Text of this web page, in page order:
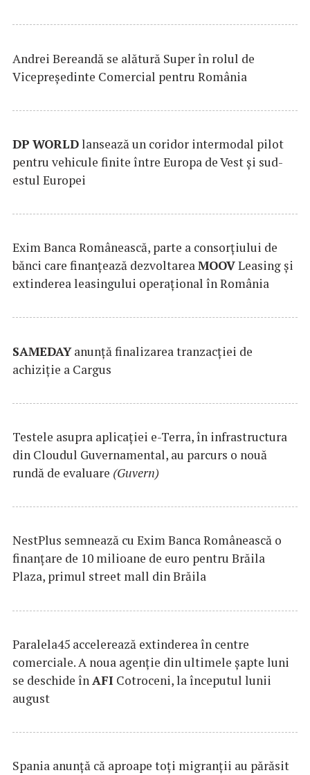
Andrei Bereandă se alătură Super în rolul de
Vicepreședinte Comercial pentru România
DP WORLDlansează un coridor intermodal pilot
pentru vehicule finite între Europa de Vest și sud-
estul Europei
Exim Banca Românească, parte a consorțiului de
bănci care finanțează dezvoltareaMOOVLeasing și
extinderea leasingului operațional în România
SAMEDAYanunță finalizarea tranzacției de
achiziție a Cargus
Testele asupra aplicaţiei e-Terra, în infrastructura
din Cloudul Guvernamental, au parcurs o nouă
rundă de evaluare (Guvern)
NestPlus semnează cu Exim Banca Românească o
finanțare de 10 milioane de euro pentru Brăila
Plaza, primul street mall din Brăila
Paralela45 accelerează extinderea în centre
comerciale. A noua agenție din ultimele șapte luni
se deschide înAFI Cotroceni, la începutul lunii
august
Spania anunţă că aproape toţi migranţii au părăsit